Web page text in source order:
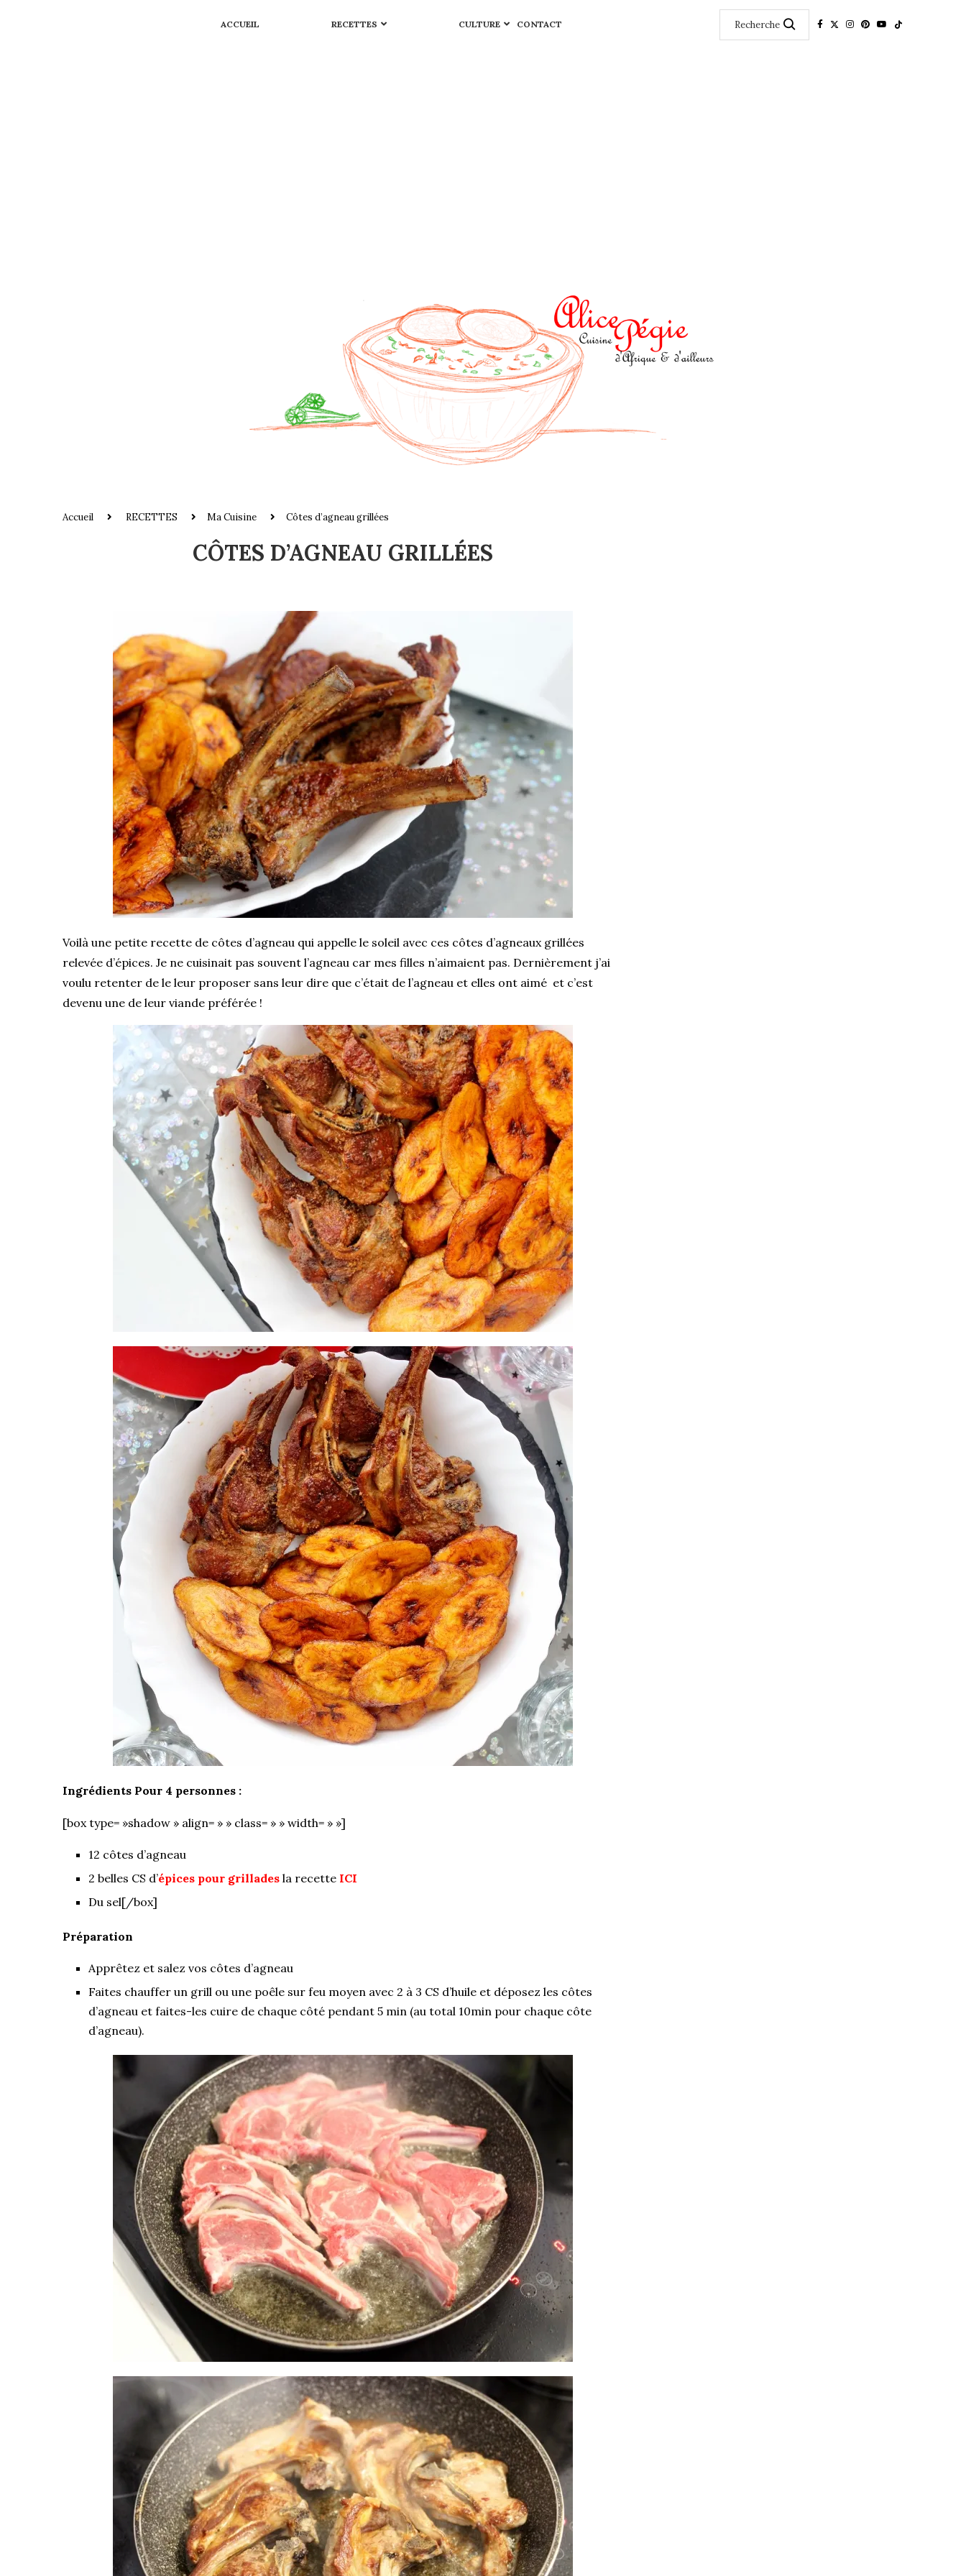
ACCUEIL RECETTES CULTURE CONTACT
Accueil RECETTES Ma Cuisine Côtes d’agneau grillées
CÔTES D’AGNEAU GRILLÉES
Voilà une petite recette de côtes d’agneau qui appelle le soleil avec ces côtes d’agneaux grillées
relevée d’épices. Je ne cuisinait pas souvent l’agneau car mes filles n’aimaient pas. Dernièrement j’ai
voulu retenter de le leur proposer sans leur dire que c’était de l’agneau et elles ont aimé et c’est
devenu une de leur viande préférée !
Ingrédients Pour 4 personnes :
[box type= »shadow » align= » » class= » » width= » »]
12 côtes d’agneau
2 belles CS d’épices pour grillades la recette ICI
Du sel[/box]
Préparation
Apprêtez et salez vos côtes d’agneau
Faites chauffer un grill ou une poêle sur feu moyen avec 2 à 3 CS d’huile et déposez les côtes
d’agneau et faites-les cuire de chaque côté pendant 5 min (au total 10min pour chaque côte
d’agneau).